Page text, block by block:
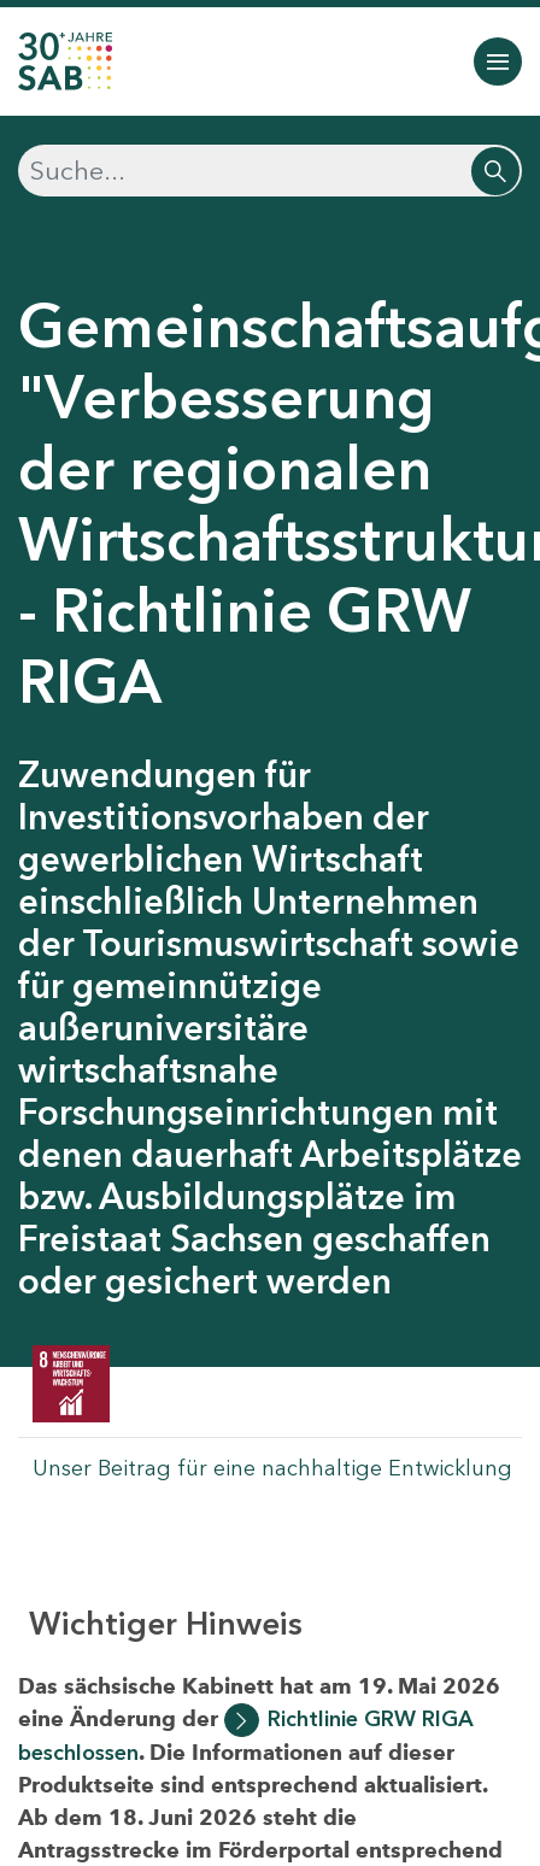
"Verbesserung
der regionalen
- Richtlinie GRW
RIGA
Zuwendungen für
Investitionsvorhaben der
gewerblichen Wirtschaft
einschließlich Unternehmen
der Tourismuswirtschaft sowie
für gemeinnützige
außeruniversitäre
wirtschaftsnahe
Forschungseinrichtungen mit
denen dauerhaft Arbeitsplätze
bzw. Ausbildungsplätze im
Freistaat Sachsen geschaffen
oder gesichert werden
Unser Beitrag für eine nachhaltige Entwicklung
Wichtiger Hinweis
Das sächsische Kabinett hat am 19. Mai 2026
eine Änderung der
Richtlinie GRW RIGA
beschlossen. Die Informationen auf dieser
Produktseite sind entsprechend aktualisiert.
Ab dem 18. Juni 2026 steht die
Antragsstrecke im Förderportal entsprechend